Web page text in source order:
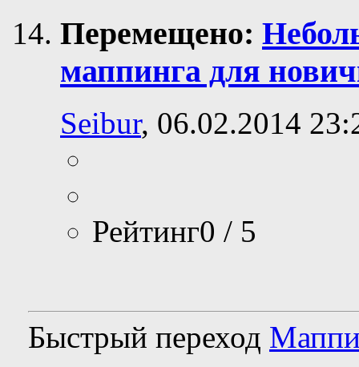
Перемещено:
маппинга для
Seibur, 06.02.2014
Рейтинг0 / 5
Быстрый переход